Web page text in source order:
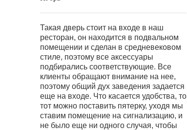
Такая дверь стоит на входе в наш
ресторан, он находится в подвальном
помещении и сделан в средневековом
стиле, поэтому все аксессуары
подбирались соответствующие. Все
клиенты обращают внимание на нее,
поэтому общий дух заведения задается
еще на входе. Что касается удобства, то
тот можно поставить пятерку, уходя мы
ставим помещение на сигнализацию, и
не было еще ни одного случая, чтобы